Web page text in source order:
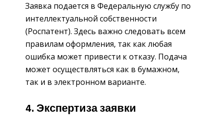
Заявка подается в Федеральную службу по
интеллектуальной собственности
(Роспатент). Здесь важно следовать всем
правилам оформления, так как любая
ошибка может привести к отказу. Подача
может осуществляться как в бумажном,
так и в электронном варианте.
4. Экспертиза заявки